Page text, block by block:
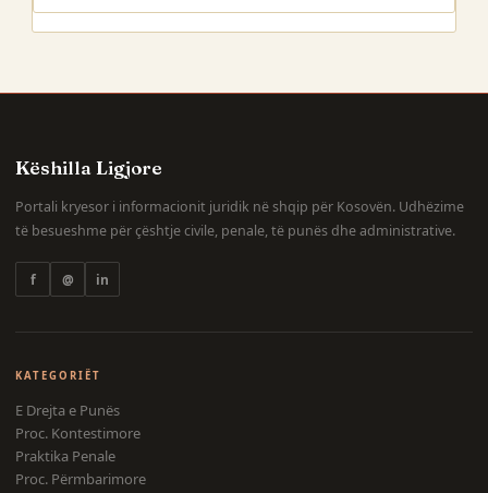
Këshilla Ligjore
Portali kryesor i informacionit juridik në shqip për Kosovën. Udhëzime
të besueshme për çështje civile, penale, të punës dhe administrative.
f @ in
KATEGORIËT
E Drejta e Punës
Proc. Kontestimore
Praktika Penale
Proc. Përmbarimore